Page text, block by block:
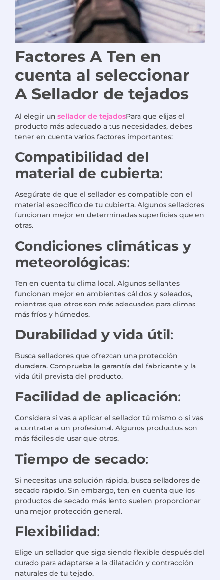
Factores A Ten en
cuenta al seleccionar
A Sellador de tejados
Al elegir un sellador de tejadosPara que elijas el
producto más adecuado a tus necesidades, debes
tener en cuenta varios factores importantes:
Compatibilidad del
material de cubierta:
Asegúrate de que el sellador es compatible con el
material específico de tu cubierta. Algunos selladores
funcionan mejor en determinadas superficies que en
otras.
Condiciones climáticas y
meteorológicas:
Ten en cuenta tu clima local. Algunos sellantes
funcionan mejor en ambientes cálidos y soleados,
mientras que otros son más adecuados para climas
más fríos y húmedos.
Durabilidad y vida útil:
Busca selladores que ofrezcan una protección
duradera. Comprueba la garantía del fabricante y la
vida útil prevista del producto.
Facilidad de aplicación:
Considera si vas a aplicar el sellador tú mismo o si vas
a contratar a un profesional. Algunos productos son
más fáciles de usar que otros.
Tiempo de secado:
Si necesitas una solución rápida, busca selladores de
secado rápido. Sin embargo, ten en cuenta que los
productos de secado más lento suelen proporcionar
una mejor protección general.
Flexibilidad:
Elige un sellador que siga siendo flexible después del
curado para adaptarse a la dilatación y contracción
naturales de tu tejado.